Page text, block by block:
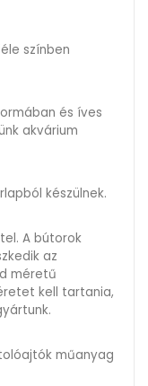
színben
és íves
akvárium
készülnek.
A bútorok
az
méretű
kell tartania,
műanyag